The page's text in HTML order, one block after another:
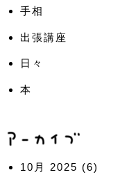
手相
出張講座
日々
本
10月 2025 (6)